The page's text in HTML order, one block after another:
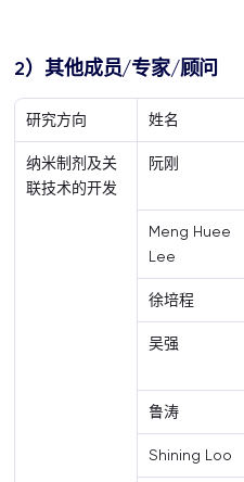
2）其他成员/专家/顾问
研究方向 姓名
纳米制剂及关
联技术的开发
阮刚
Meng Huee
Lee
徐培程
吴强
鲁涛
Shining Loo